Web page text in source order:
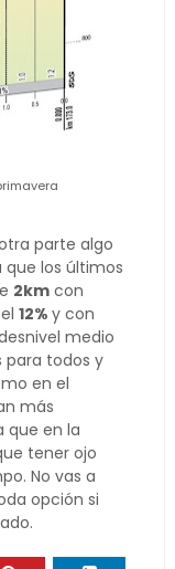
parte algo
que los últimos
2kmcon
12% y con
medio
para todos y
en el
más
que en la
tener ojo
No vas a
opción si